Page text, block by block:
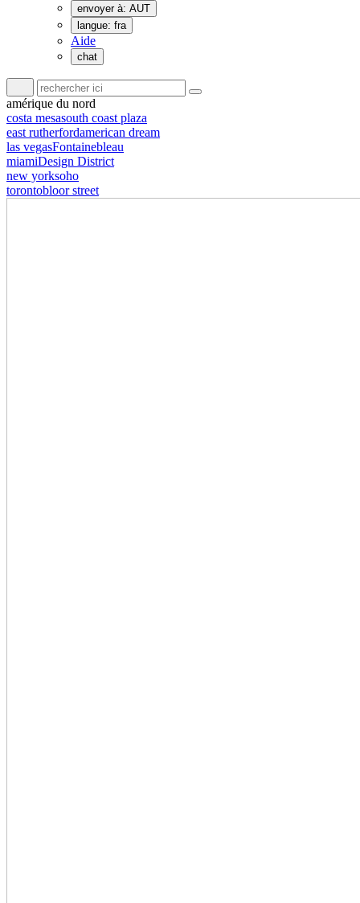
envoyer à: AUT
langue: fra
Aide
chat
amérique du nord
costa mesasouth coast plaza
east rutherfordamerican dream
las vegasFontainebleau
miamiDesign District
new yorksoho
torontobloor street